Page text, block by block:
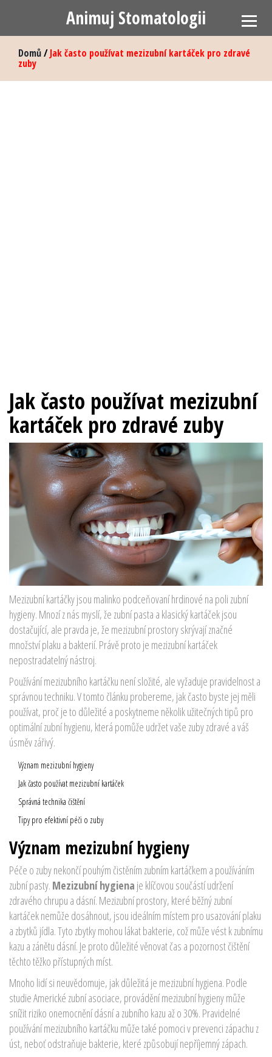
Animuj Stomatologii
Domů/Jak často používat mezizubní kartáček pro zdravé
zuby
Jak často používat mezizubní
kartáček pro zdravé zuby
Mezizubní kartáčky jsou malinko podceňovaní hrdinové na poli zubní
hygieny. Mnozí z nás myslí, že zubní pasta a klasický kartáček jsou
dostačující, ale pravda je, že mezizubní prostory skrývají značné
množství plaku a bakterií. Právě proto je mezizubní kartáček
nepostradatelný nástroj.
Používání mezizubního kartáčku není složité, ale vyžaduje pravidelnost a
správnou techniku. V tomto článku probereme, jak často byste jej měli
používat, proč je to důležité a poskytneme několik užitečných tipů pro
optimální zubní hygienu, která pomůže udržet vaše zuby zdravé a váš
úsměv zářivý.
Význam mezizubní hygieny
Jak často používat mezizubní kartáček
Správná technika čištění
Tipy pro efektivní péči o zuby
Význam mezizubní hygieny
Péče o zuby nekončí pouhým čistěním zubním kartáčkem a používáním
zubní pasty. Mezizubní hygiena je klíčovou součástí udržení
zdravého chrupu a dásní. Mezizubní prostory, které běžný zubní
kartáček nemůže dosáhnout, jsou ideálním místem pro usazování plaku
a zbytků jídla. Tyto zbytky mohou lákat bakterie, což může vést k zubnímu
kazu a zánětu dásní. Je proto důležité věnovat čas a pozornost čištění
těchto těžko přístupných míst.
Mnoho lidí si neuvědomuje, jak důležitá je mezizubní hygiena. Podle
studie Americké zubní asociace, provádění mezizubní hygieny může
snížit riziko onemocnění dásní a zubního kazu až o 30%. Pravidelné
používání mezizubního kartáčku může také pomoci v prevenci zápachu z
úst, neboť odstraňuje bakterie, které způsobují nepříjemný zápach.